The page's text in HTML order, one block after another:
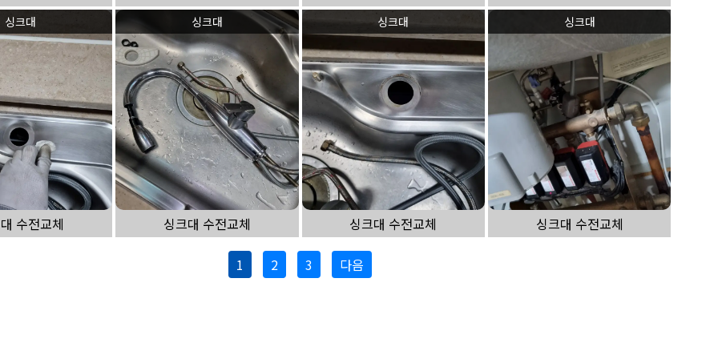
싱크대
수전교체
싱크대
싱크대 수전교체
싱크대
싱크대 수전교체
싱크대
싱크대 수전교체
1 2 3 다음